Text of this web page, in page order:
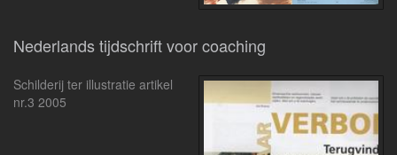
Nederlands tijdschrift voor coaching
Schilderij ter illustratie artikel
nr.3 2005